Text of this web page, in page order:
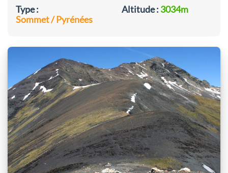
Type :
Sommet / Pyrénées
Altitude : 3034m